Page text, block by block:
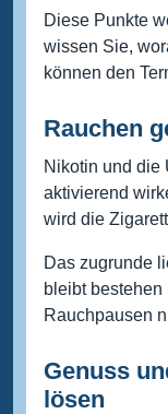
Diese Punkte
wissen Sie,
können den
Rauchen
Nikotin und die
aktivierend
wird die
Das zugrunde
bleibt
Rauchpausen
Genuss
lösen